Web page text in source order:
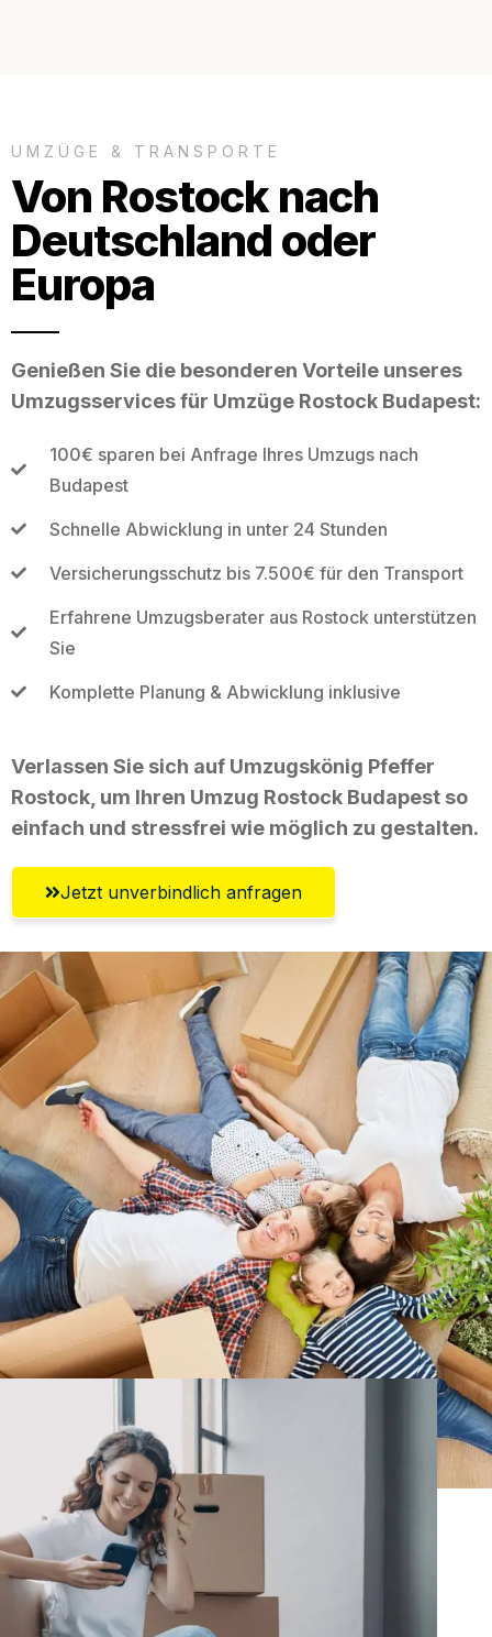
UMZÜGE & TRANSPORTE
Von Rostock nach
Deutschland oder
Europa
Genießen Sie die besonderen Vorteile unseres
Umzugsservices für Umzüge Rostock Budapest:
100€ sparen bei Anfrage Ihres Umzugs nach
Budapest
Schnelle Abwicklung in unter 24 Stunden
Versicherungsschutz bis 7.500€ für den Transport
Erfahrene Umzugsberater aus Rostock unterstützen
Sie
Komplette Planung & Abwicklung inklusive
Verlassen Sie sich auf Umzugskönig Pfeffer
Rostock, um Ihren Umzug Rostock Budapest so
einfach und stressfrei wie möglich zu gestalten.
Jetzt unverbindlich anfragen